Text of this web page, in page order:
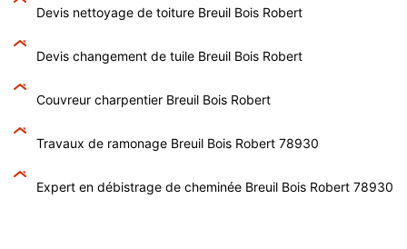
Devis nettoyage de toiture Breuil Bois Robert
Devis changement de tuile Breuil Bois Robert
Couvreur charpentier Breuil Bois Robert
Travaux de ramonage Breuil Bois Robert 78930
Expert en débistrage de cheminée Breuil Bois Robert 78930